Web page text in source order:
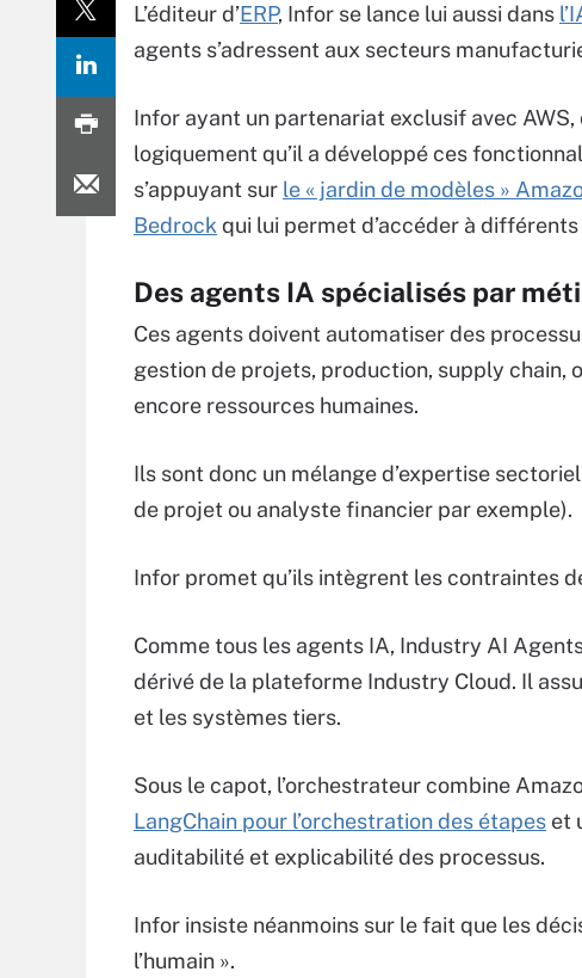
L’éditeur d’ERP, Infor se lance lui aussi dans
agents s’adressent aux secteurs
Infor ayant un partenariat exclusif avec AWS,
logiquement qu’il a développé ces
s’appuyant sur le « jardin de modèles »
Bedrock qui lui permet d’accéder à différents
Des agents IA spécialisés par
Ces agents doivent automatiser des
gestion de projets, production, supply chain,
encore ressources humaines.
Ils sont donc un mélange d’expertise
de projet ou analyste financier par exemple).
Infor promet qu’ils intègrent les contraintes
Comme tous les agents IA, Industry AI
dérivé de la plateforme Industry Cloud. Il
et les systèmes tiers.
Sous le capot, l’orchestrateur combine
LangChain pour l’orchestration des étapes et
auditabilité et explicabilité des processus.
Infor insiste néanmoins sur le fait que les
l’humain ».